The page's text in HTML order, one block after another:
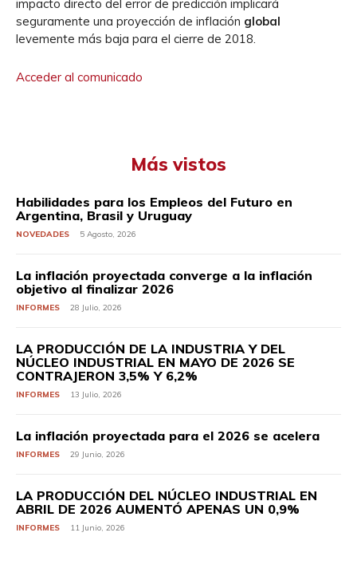
impacto directo del error de predicción implicará
seguramente una proyección de inflación global
levemente más baja para el cierre de 2018.
Acceder al comunicado
Más vistos
Habilidades para los Empleos del Futuro en
Argentina, Brasil y Uruguay
NOVEDADES 5 Agosto, 2026
La inflación proyectada converge a la inflación
objetivo al finalizar 2026
INFORMES 28 Julio, 2026
LA PRODUCCIÓN DE LA INDUSTRIA Y DEL
NÚCLEO INDUSTRIAL EN MAYO DE 2026 SE
CONTRAJERON 3,5% Y 6,2%
INFORMES 13 Julio, 2026
La inflación proyectada para el 2026 se acelera
INFORMES 29 Junio, 2026
LA PRODUCCIÓN DEL NÚCLEO INDUSTRIAL EN
ABRIL DE 2026 AUMENTÓ APENAS UN 0,9%
INFORMES 11 Junio, 2026